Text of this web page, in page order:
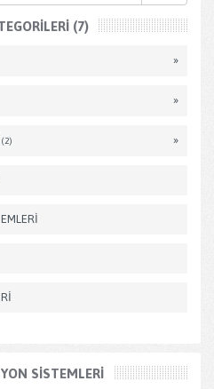
(7)
»
»
(2) »
SİSTEMLERİ